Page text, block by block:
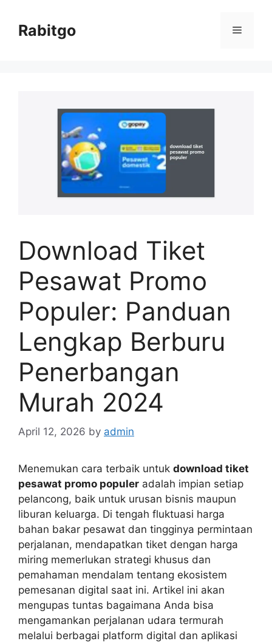
contentRabitgo Menu
Download Tiket
Pesawat Promo
Populer: Panduan
Lengkap Berburu
Penerbangan
Murah 2024
April 12, 2026 by admin
Menemukan cara terbaik untuk download tiket
pesawat promo populer adalah impian setiap
pelancong, baik untuk urusan bisnis maupun
liburan keluarga. Di tengah fluktuasi harga
bahan bakar pesawat dan tingginya permintaan
perjalanan, mendapatkan tiket dengan harga
miring memerlukan strategi khusus dan
pemahaman mendalam tentang ekosistem
pemesanan digital saat ini. Artikel ini akan
mengupas tuntas bagaimana Anda bisa
mengamankan perjalanan udara termurah
melalui berbagai platform digital dan aplikasi